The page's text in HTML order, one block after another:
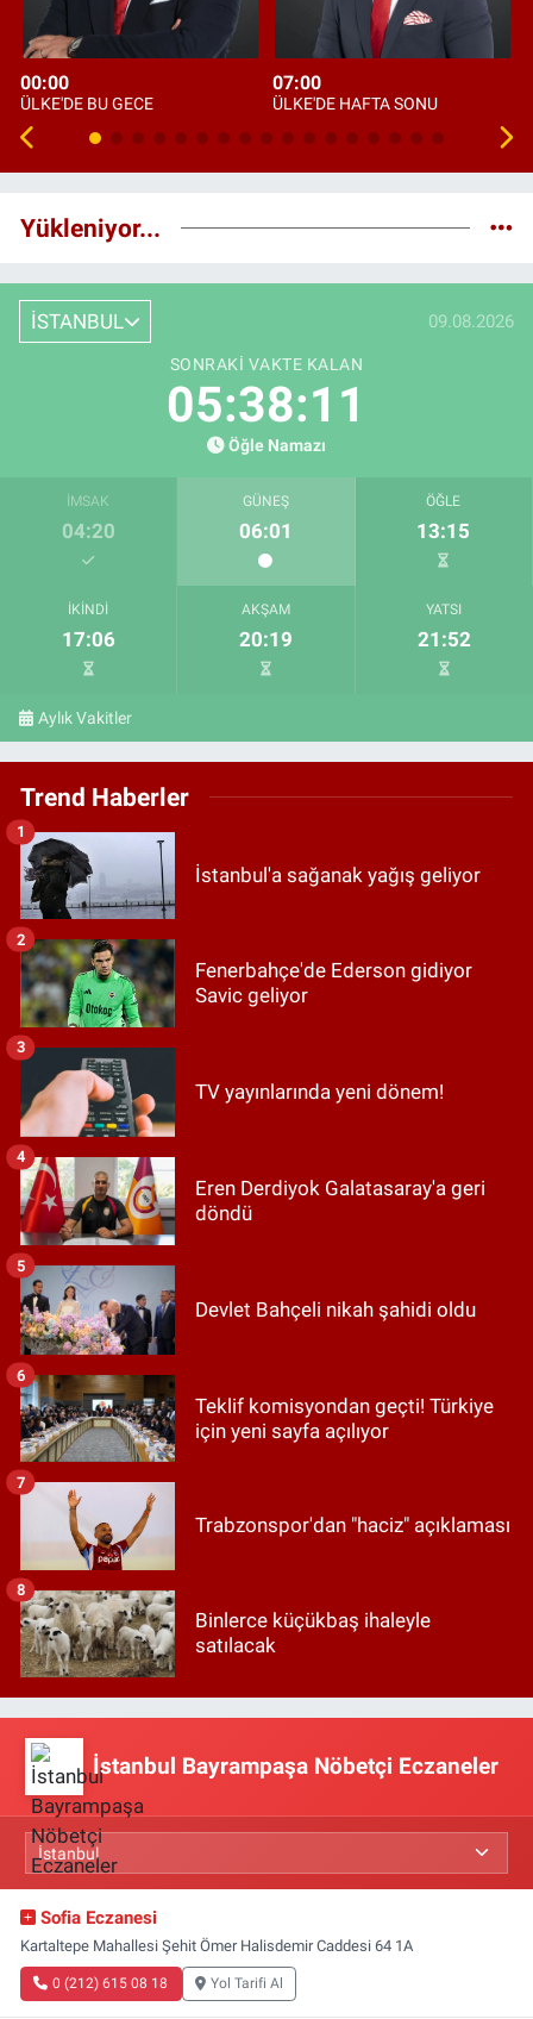
00:00
ÜLKE'DE BU GECE
07:00
ÜLKE'DE HAFTA SONU
Yükleniyor...
İSTANBUL 09.08.2026
SONRAKI VAKTE KALAN
05:38:10
Öğle Namazı
İMSAK
04:20
GÜNEŞ
06:01
ÖĞLE
13:15
İKINDI
17:06
AKŞAM
20:19
YATSI
21:52
Aylık Vakitler
Trend Haberler
İstanbul'a sağanak yağış geliyor
1
Fenerbahçe'de Ederson gidiyor
Savic geliyor
2
TV yayınlarında yeni dönem!
3
Eren Derdiyok Galatasaray'a geri
döndü
4
Devlet Bahçeli nikah şahidi oldu
5
Teklif komisyondan geçti! Türkiye
için yeni sayfa açılıyor
6
Trabzonspor'dan "haciz" açıklaması
7
Binlerce küçükbaş ihaleyle
satılacak
8
İstanbul Bayrampaşa Nöbetçi Eczaneler
Sofia Eczanesi
Kartaltepe Mahallesi Şehit Ömer Halisdemir Caddesi 64 1A
0 (212) 615 08 18 Yol Tarifi Al